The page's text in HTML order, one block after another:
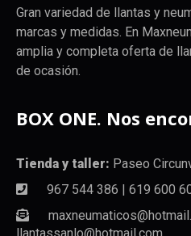
Gran variedad de llantas y
marcas y medidas. En
amplia y completa oferta de
de ocasión.
BOX ONE. Nos
Tienda y taller: Paseo
967 544 386 | 619 600
llantassanlo@hotmail.com